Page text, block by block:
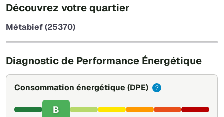
Découvrez votre quartier
Métabief (25370)
Diagnostic de Performance Énergétique
Consommation énergétique (DPE) ?
B